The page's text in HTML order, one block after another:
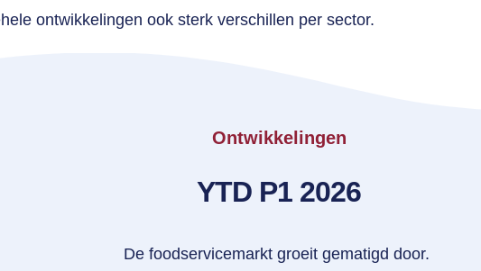
ontwikkelingen ook sterk verschillen per sector.
Ontwikkelingen
YTD P1 2026
De foodservicemarkt groeit gematigd door.